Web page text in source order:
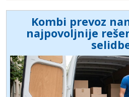
Kombi prevoz
najpovoljnije